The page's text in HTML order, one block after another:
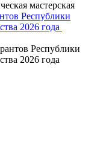
Республики
2026 года